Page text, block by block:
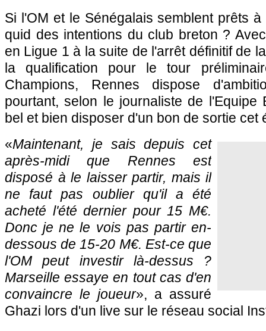
Si l'OM et le Sénégalais semblent prêts
quid des intentions du club breton ?
en Ligue 1 à la suite de l'arrêt définitif de
la qualification pour le tour
Champions, Rennes dispose
pourtant, selon le journaliste de l'Equipe
bel et bien disposer d'un bon de sortie cet
«Maintenant, je sais depuis cet
après-midi que Rennes est
disposé à le laisser partir, mais il
ne faut pas oublier qu'il a été
acheté l'été dernier pour 15 M€.
Donc je ne le vois pas partir en-
dessous de 15-20 M€. Est-ce que
l'OM peut investir là-dessus ?
Marseille essaye en tout cas d'en
convaincre le joueur», a assuré
Ghazi lors d'un live sur le réseau social